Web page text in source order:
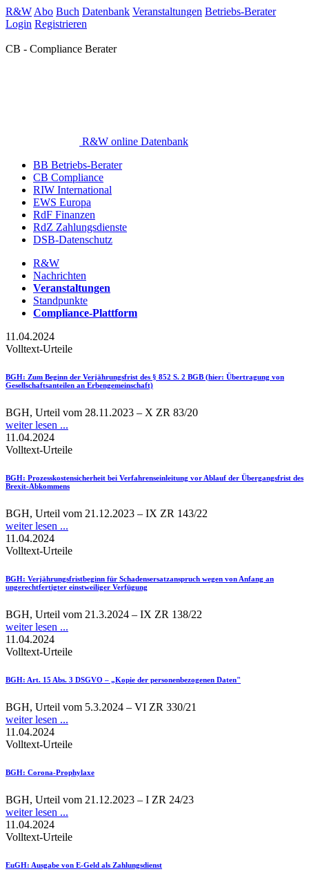
R&W Abo Buch Datenbank Veranstaltungen Betriebs-Berater
Login Registrieren
CB - Compliance Berater
R&W online Datenbank
BB Betriebs-Berater
CB Compliance
RIW International
EWS Europa
RdF Finanzen
RdZ Zahlungsdienste
DSB-Datenschutz
R&W
Nachrichten
Veranstaltungen
Standpunkte
Compliance-Plattform
11.04.2024
Volltext-Urteile
BGH: Zum Beginn der Verjährungsfrist des § 852 S. 2 BGB (hier: Übertragung von
Gesellschaftsanteilen an Erbengemeinschaft)
BGH, Urteil vom 28.11.2023 – X ZR 83/20
weiter lesen ...
11.04.2024
Volltext-Urteile
BGH: Prozesskostensicherheit bei Verfahrenseinleitung vor Ablauf der Übergangsfrist des
Brexit-Abkommens
BGH, Urteil vom 21.12.2023 – IX ZR 143/22
weiter lesen ...
11.04.2024
Volltext-Urteile
BGH: Verjährungsfristbeginn für Schadensersatzanspruch wegen von Anfang an
ungerechtfertigter einstweiliger Verfügung
BGH, Urteil vom 21.3.2024 – IX ZR 138/22
weiter lesen ...
11.04.2024
Volltext-Urteile
BGH: Art. 15 Abs. 3 DSGVO – „Kopie der personenbezogenen Daten"
BGH, Urteil vom 5.3.2024 – VI ZR 330/21
weiter lesen ...
11.04.2024
Volltext-Urteile
BGH: Corona-Prophylaxe
BGH, Urteil vom 21.12.2023 – I ZR 24/23
weiter lesen ...
11.04.2024
Volltext-Urteile
EuGH: Ausgabe von E-Geld als Zahlungsdienst